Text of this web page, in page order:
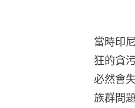
當時印
狂的貪
必然會
族群問